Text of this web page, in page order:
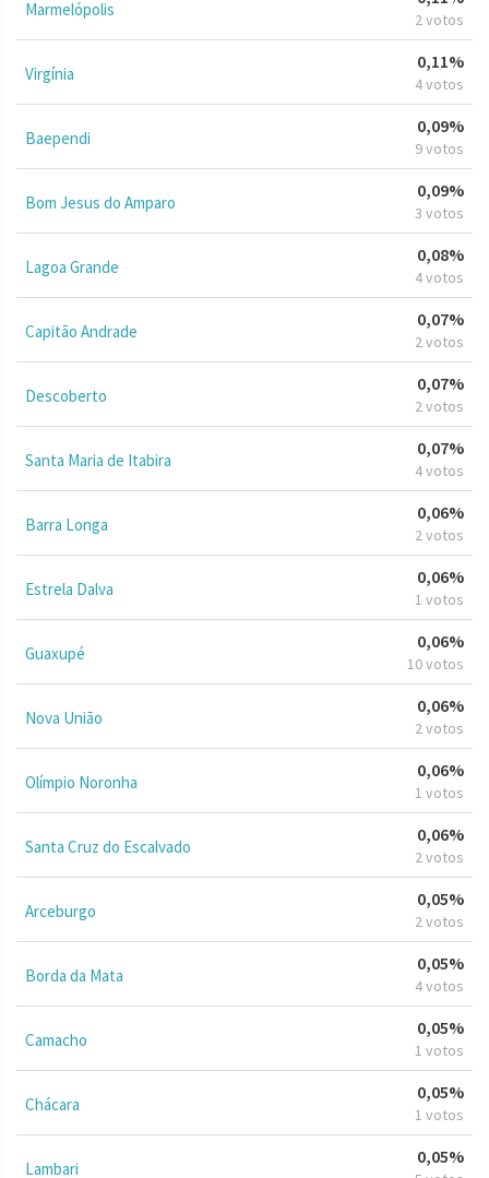
Marmelópolis 2 votos
Virgínia
0,11%
4 votos
Baependi
0,09%
9 votos
Bom Jesus do Amparo
0,09%
3 votos
Lagoa Grande
0,08%
4 votos
Capitão Andrade
0,07%
2 votos
Descoberto
0,07%
2 votos
Santa Maria de Itabira
0,07%
4 votos
Barra Longa
0,06%
2 votos
Estrela Dalva
0,06%
1 votos
Guaxupé
0,06%
10 votos
Nova União
0,06%
2 votos
Olímpio Noronha
0,06%
1 votos
Santa Cruz do Escalvado
0,06%
2 votos
Arceburgo
0,05%
2 votos
Borda da Mata
0,05%
4 votos
Camacho
0,05%
1 votos
Chácara
0,05%
1 votos
Lambari
0,05%